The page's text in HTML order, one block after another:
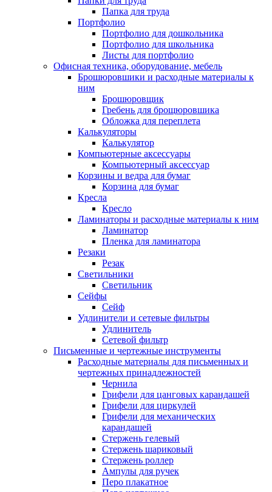
Папка для труда
Портфолио
Портфолио для дошкольника
Портфолио для школьника
Листы для портфолио
Офисная техника, оборудование, мебель
Брошюровшики и расходные материалы к
ним
Брошюровщик
Гребень для брощюровшика
Обложка для переплета
Калькуляторы
Калькулятор
Компьютерные аксессуары
Компьютерный аксессуар
Корзины и ведра для бумаг
Корзина для бумаг
Кресла
Кресло
Ламинаторы и расходные материалы к ним
Ламинатор
Пленка для ламинатора
Резаки
Резак
Светильники
Светильник
Сейфы
Сейф
Удлинители и сетевые фильтры
Удлинитель
Сетевой фильтр
Письменные и чертежные инструменты
Расходные материалы для письменных и
чертежных принадлежностей
Чернила
Грифели для цанговых карандашей
Грифели для циркулей
Грифели для механических
карандашей
Стержень гелевый
Стержень шариковый
Стержень роллер
Ампулы для ручек
Перо плакатное